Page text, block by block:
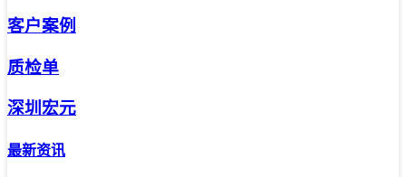
客户案例
质检单
深圳宏元
最新资讯